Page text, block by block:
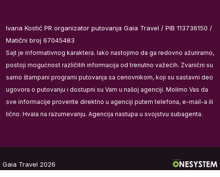
Ivana Kostić PR organizator putovanja Gaia Travel / PIB 113736150 /
Matični broj 67045483
Sajt je informativnog karaktera. Iako nastojimo da ga redovno ažuriramo,
postoji mogućnost različitih informacija od trenutno važećih. Zvanični su
samo štampani programi putovanja sa cenovnikom, koji su sastavni deo
ugovora o putovanju i dostupni su Vam u našoj agenciji. Molimo Vas da
sve informacije proverite direktno u agenciji putem telefona, e-mail-a ili
lično. Hvala na razumevanju. Agencija nastupa u svojstvu subagenta.
Gaia Travel 2026